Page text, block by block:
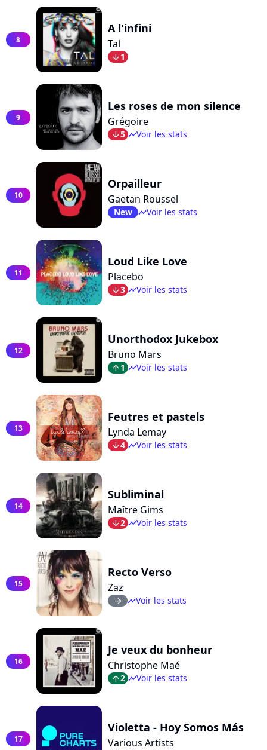
8
A l'infini
Tal
arrow_bot1
9
Les roses de mon silence
Grégoire
arrow_bot5 timelineVoir les stats
10
Orpailleur
Gaetan Roussel
New timelineVoir les stats
11
Loud Like Love
Placebo
arrow_bot3 timelineVoir les stats
12
Unorthodox Jukebox
Bruno Mars
arrow_top1 timelineVoir les stats
13
Feutres et pastels
Lynda Lemay
arrow_bot4 timelineVoir les stats
14
Subliminal
Maître Gims
arrow_bot2 timelineVoir les stats
15
Recto Verso
Zaz
arrow_right timelineVoir les stats
16
Je veux du bonheur
Christophe Maé
arrow_top2 timelineVoir les stats
17
Violetta - Hoy Somos Más
Various Artists